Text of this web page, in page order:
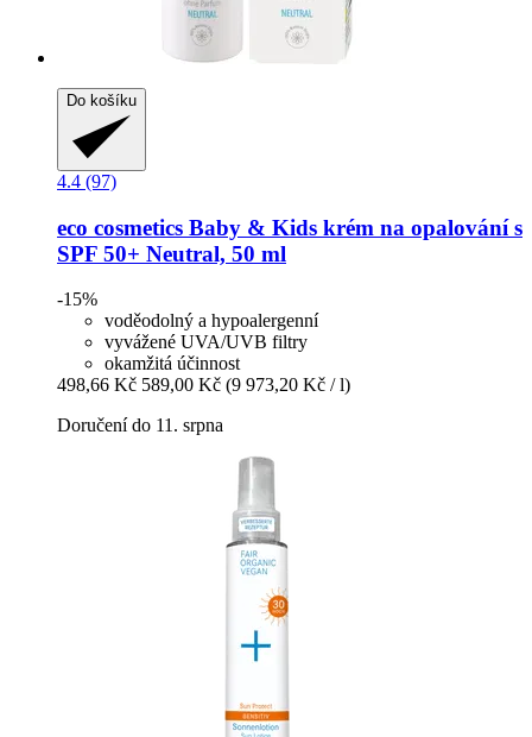
Do košíku
4.4 (97)
eco cosmetics Baby & Kids krém na opalování s
SPF 50+ Neutral, 50 ml
-15%
voděodolný a hypoalergenní
vyvážené UVA/UVB filtry
okamžitá účinnost
498,66 Kč 589,00 Kč (9 973,20 Kč / l)
Doručení do 11. srpna